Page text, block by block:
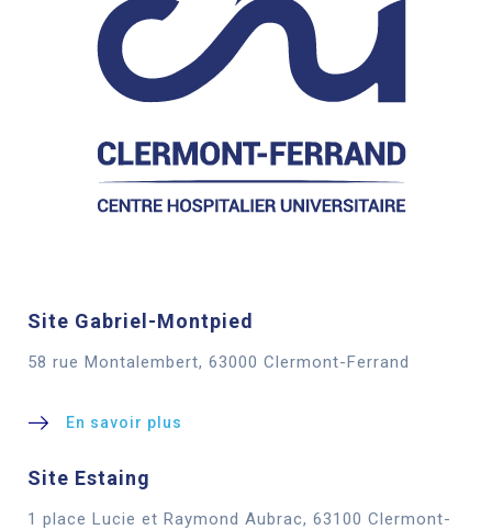
Site Gabriel-Montpied
58 rue Montalembert, 63000 Clermont-Ferrand
En savoir plus
Site Estaing
1 place Lucie et Raymond Aubrac, 63100 Clermont-